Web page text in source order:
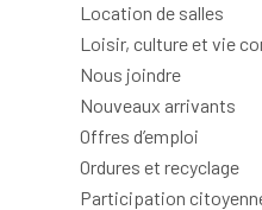
Location de salles
Loisir, culture et vie
Nous joindre
Nouveaux arrivants
Offres d’emploi
Ordures et recyclage
Participation